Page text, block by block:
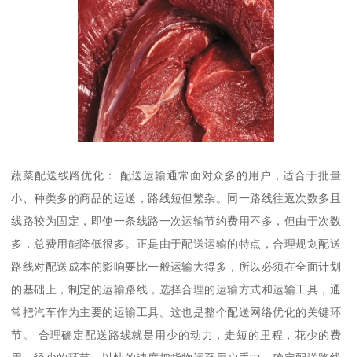
蔬菜配送线路优化： 配送运输通常面对众多的用户，适合于批量
小、种类多的商品的运送，路线短但繁杂。同一路线往返次数多且
线路较为固定，即使一条线路一次运输节约费用不多，但由于次数
多，总费用能降低很多。正是由于配送运输的特点，合理规划配送
路线对配送成本的影响要比一般运输大得多，所以必须在全面计划
的基础上，制定的运输路线，选择合理的运输方式和运输工具，通
常把汽车作为主要的运输工具。这也是整个配送网络优化的关键环
节。 合理确定配送路线就是用少的动力，走短的里程，花少的费